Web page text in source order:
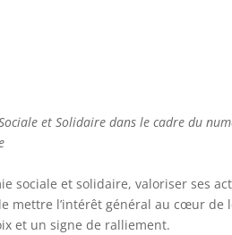
et Solidaire dans le cadre du
sociale et solidaire, valoriser ses
mettre l’intérêt général au cœur de
et un signe de ralliement.